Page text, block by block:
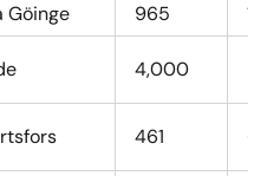
Göinge 965
4,000
461